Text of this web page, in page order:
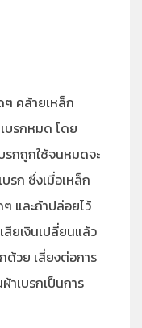
ๆ คล้ายเหล็ก
รกหมด โดย
รกถูกใช้จนหมดจะ
รก ซึ่งเมื่อเหล็ก
และถ้าปล่อยไว้
สียเงินเปลี่ยนแล้ว
ด้วย เสี่ยงต่อการ
าเบรกเป็นการ